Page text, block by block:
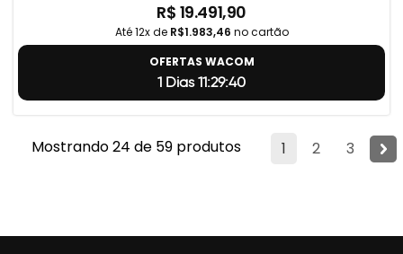
R$ 19.491,90
Até 12x de R$1.983,46 no cartão
OFERTAS WACOM
1 Dias 11:29:39
1 2 3
Mostrando 24 de 59 produtos